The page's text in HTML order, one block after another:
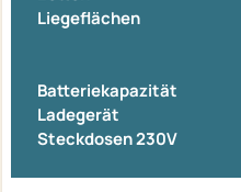
Liegeflächen
Batteriekapazität
Ladegerät
Steckdosen 230V